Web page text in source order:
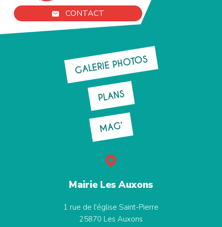
CONTACT
GALERIE PHOTOS
PLANS
MAG’
Mairie Les Auxons
1 rue de l'église Saint-Pierre
25870 Les Auxons